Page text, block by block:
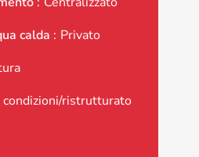
calda
Privato
ristrutturato